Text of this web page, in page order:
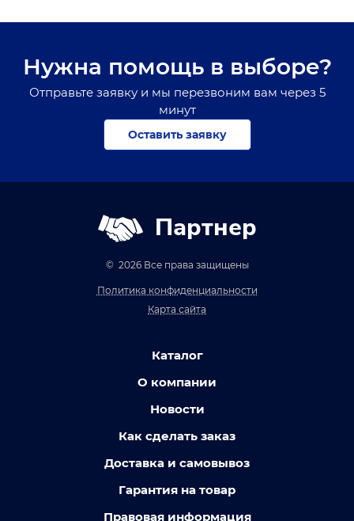
Нужна помощь в выборе?
Отправьте заявку и мы перезвоним вам через 5
минут
Оставить заявку
Партнер
© 2026 Все права защищены
Политика конфиденциальности
Карта сайта
Каталог
О компании
Новости
Как сделать заказ
Доставка и самовывоз
Гарантия на товар
Правовая информация